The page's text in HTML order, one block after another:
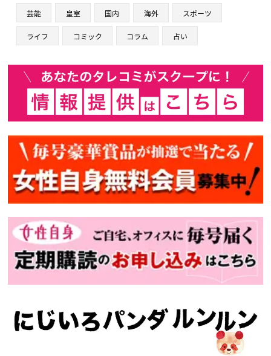
芸能 皇室 国内 海外 スポーツ
ライフ コミック コラム 占い